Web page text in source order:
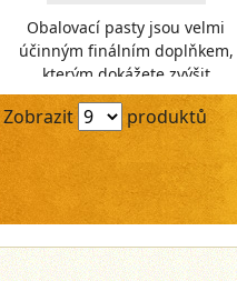
Obalovací pasty jsou velmi
účinným finálním doplňkem,
kterým dokážete zvýšit
atraktivnost Vaší nástrahy.
tento způsob zatraktivnění bý
Zobrazit produktů